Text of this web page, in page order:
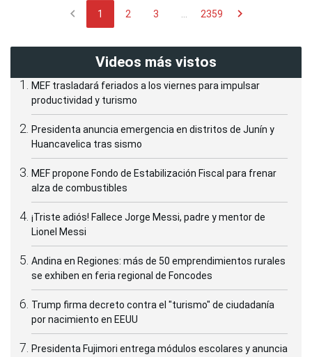
chevron_left 1 2 3 ... 2359 chevron_right
Videos más vistos
MEF trasladará feriados a los viernes para impulsar
productividad y turismo
Presidenta anuncia emergencia en distritos de Junín y
Huancavelica tras sismo
MEF propone Fondo de Estabilización Fiscal para frenar
alza de combustibles
¡Triste adiós! Fallece Jorge Messi, padre y mentor de
Lionel Messi
Andina en Regiones: más de 50 emprendimientos rurales
se exhiben en feria regional de Foncodes
Trump firma decreto contra el "turismo" de ciudadanía
por nacimiento en EEUU
Presidenta Fujimori entrega módulos escolares y anuncia